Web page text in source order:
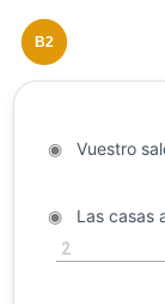
B2
◉Vuestro
◉Las casas
2